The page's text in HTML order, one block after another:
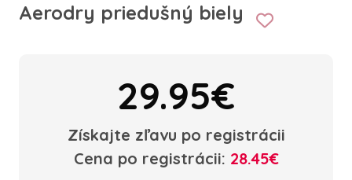
Aerodry priedušný biely
29.95€
Získajte zľavu po registrácii
Cena po registrácii: 28.45€